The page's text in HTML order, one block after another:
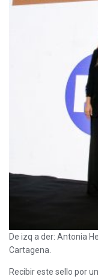
De izq a der: Antonia
Cartagena.
Recibir este sello por